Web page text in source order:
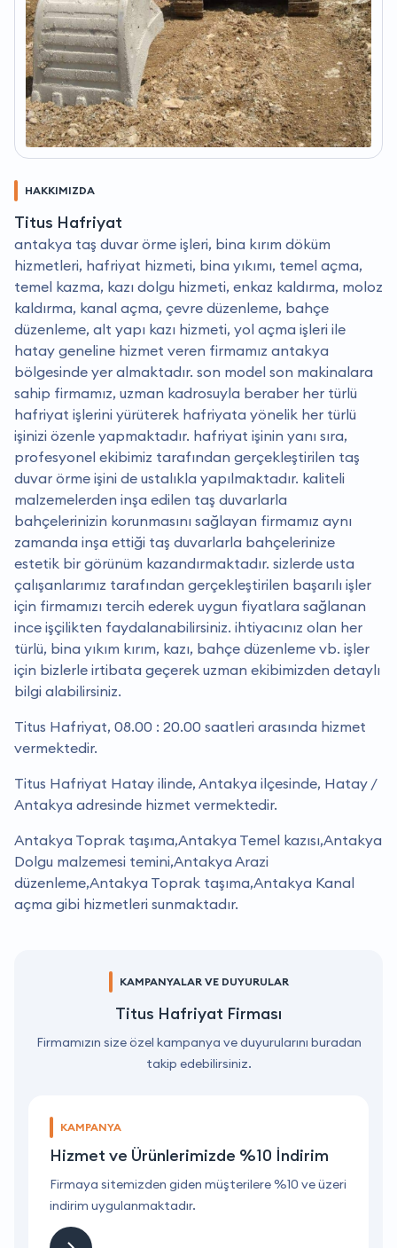
HAKKIMIZDA
Titus Hafriyat
antakya taş duvar örme işleri, bina kırım döküm
hizmetleri, hafriyat hizmeti, bina yıkımı, temel açma,
temel kazma, kazı dolgu hizmeti, enkaz kaldırma, moloz
kaldırma, kanal açma, çevre düzenleme, bahçe
düzenleme, alt yapı kazı hizmeti, yol açma işleri ile
hatay geneline hizmet veren firmamız antakya
bölgesinde yer almaktadır. son model son makinalara
sahip firmamız, uzman kadrosuyla beraber her türlü
hafriyat işlerini yürüterek hafriyata yönelik her türlü
işinizi özenle yapmaktadır. hafriyat işinin yanı sıra,
profesyonel ekibimiz tarafından gerçekleştirilen taş
duvar örme işini de ustalıkla yapılmaktadır. kaliteli
malzemelerden inşa edilen taş duvarlarla
bahçelerinizin korunmasını sağlayan firmamız aynı
zamanda inşa ettiği taş duvarlarla bahçelerinize
estetik bir görünüm kazandırmaktadır. sizlerde usta
çalışanlarımız tarafından gerçekleştirilen başarılı işler
için firmamızı tercih ederek uygun fiyatlara sağlanan
ince işçilikten faydalanabilirsiniz. i̇htiyacınız olan her
türlü, bina yıkım kırım, kazı, bahçe düzenleme vb. işler
için bizlerle irtibata geçerek uzman ekibimizden detaylı
bilgi alabilirsiniz.
Titus Hafriyat, 08.00 : 20.00 saatleri arasında hizmet
vermektedir.
Titus Hafriyat Hatay ilinde, Antakya ilçesinde, Hatay /
Antakya adresinde hizmet vermektedir.
Antakya Toprak taşıma,Antakya Temel kazısı,Antakya
Dolgu malzemesi temini,Antakya Arazi
düzenleme,Antakya Toprak taşıma,Antakya Kanal
açma gibi hizmetleri sunmaktadır.
KAMPANYALAR VE DUYURULAR
Titus Hafriyat Firması
Firmamızın size özel kampanya ve duyurularını buradan
takip edebilirsiniz.
KAMPANYA
Hizmet ve Ürünlerimizde %10 İndirim
Firmaya sitemizden giden müşterilere %10 ve üzeri
indirim uygulanmaktadır.